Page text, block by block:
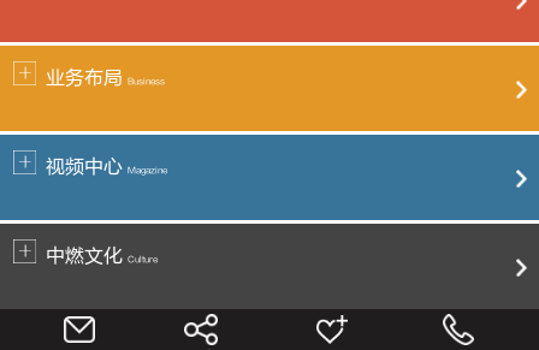
业务布局 Business
视频中心 Magazine
中燃文化 Culture